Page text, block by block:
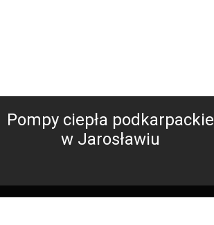
Pompy ciepła podkarpackie
w Jarosławiu